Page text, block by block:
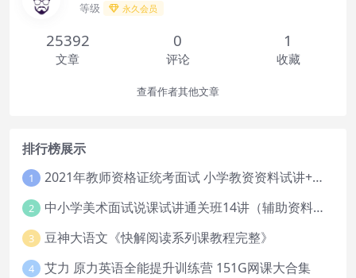
等级 永久会员
25392
文章
0
评论
1
收藏
查看作者其他文章
排行榜展示
1 2021年教师资格证统考面试 小学教资资料试讲+答辩
2 中小学美术面试说课试讲通关班14讲（辅助资料第一套）
3 豆神大语文《快解阅读系列课教程完整》
4 艾力 原力英语全能提升训练营 151G网课大合集